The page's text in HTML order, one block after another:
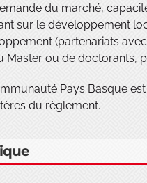
du marché,
sur le développement
(partenariats
Master ou de doctorants,
Pays Basque
du règlement.